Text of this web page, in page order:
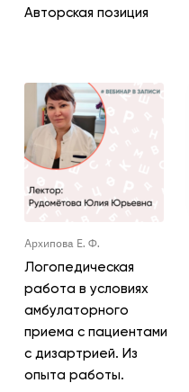
Авторская позиция
Архипова Е. Ф.
Логопедическая
работа в условиях
амбулаторного
приема с пациентами
с дизартрией. Из
опыта работы.